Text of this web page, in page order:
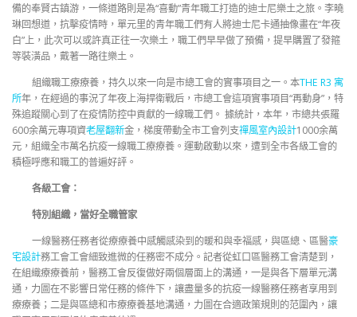
備的奉賢古鎮游，一條道路則是為“喜動”青年職工打造的迪士尼樂土之旅。李曉
琳回想道，抗擊疫情時，單元里的青年職工們有人將迪士尼卡通抽像畫在“年夜
白”上，此次可以或許真正往一次樂土，職工們早早做了預備，提早購置了發箍
等裝潢品，戴著一路往樂土。
組織職工療療養，持久以來一向是市總工會的實事項目之一。本THE R3 寓
所年，在經過的事況了年夜上海捍衛戰后，市總工會這項實事項目“再動身”，特
殊追蹤關心到了在疫情防控中貢獻的一線職工們。 據統計，本年，市總共張羅
600余萬元專項資老屋翻新金，梯度帶動全市工會列支禪風室內設計1000余萬
元，組織全市萬名抗疫一線職工療療養。運動啟動以來，遭到全市各級工會的
積極呼應和職工的普遍好評。
各級工會：
特別組織，當好全職管家
一線醫務任務者從療療養中感觸感染到的暖和與幸福感，與區總、區醫豪
宅設計務工會工會細致進微的任務密不成分。記者從虹口區醫務工會清楚到，
在組織療療養前，醫務工會反復做好兩個層面上的溝通，一是與各下層單元溝
通，力圖在不影響日常任務的條件下，讓盡量多的抗疫一線醫務任務者享用到
療療養；二是與區總和市療療養基地溝通，力圖在合適政策規則的范圍內，讓